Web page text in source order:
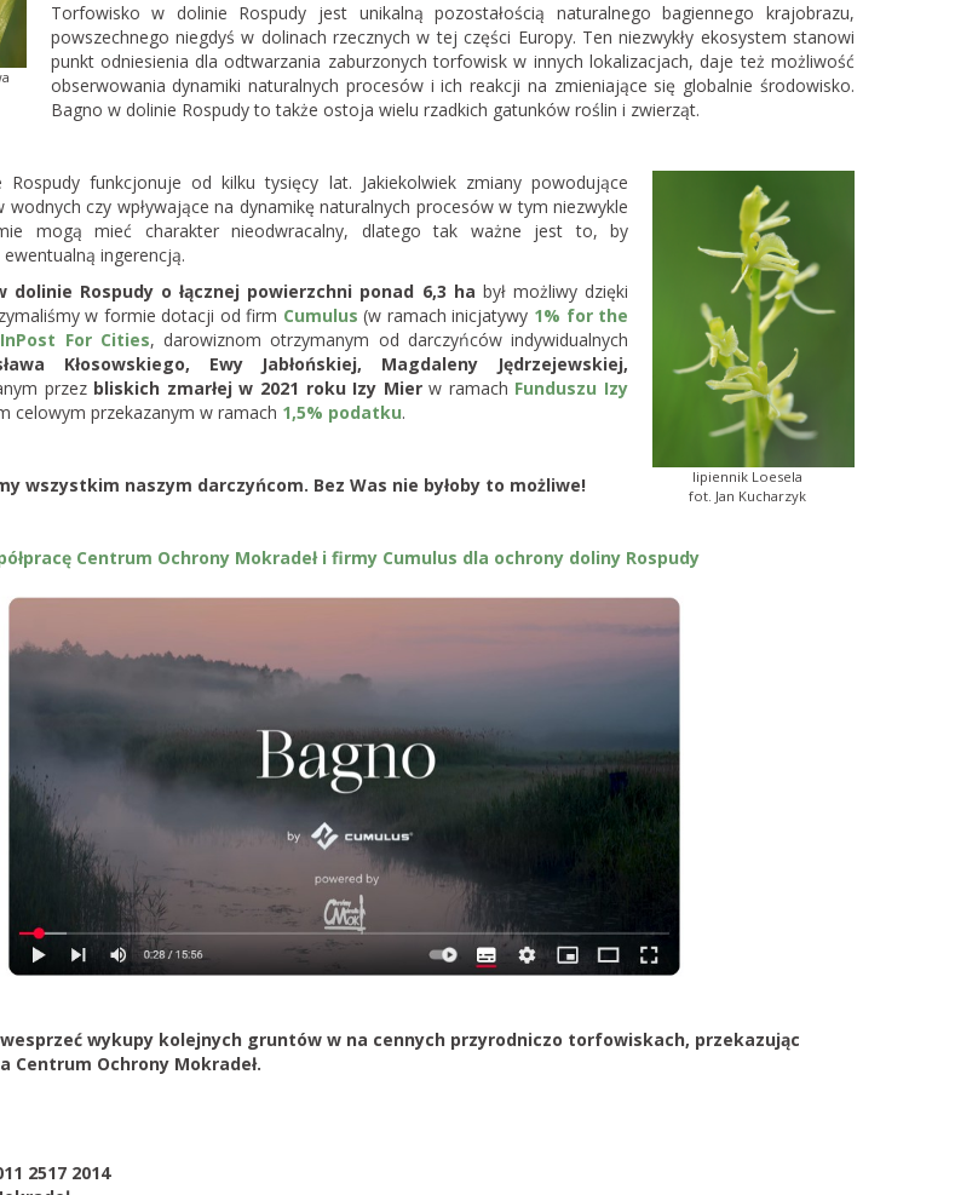
Torfowisko w dolinie Rospudy jest unikalną pozostałością naturalnego bagiennego krajobrazu,
powszechnego niegdyś w dolinach rzecznych w tej części Europy. Ten niezwykły ekosystem stanowi
punkt odniesienia dla odtwarzania zaburzonych torfowisk w innych lokalizacjach, daje też możliwość
obserwowania dynamiki naturalnych procesów i ich reakcji na zmieniające się globalnie środowisko.
Bagno w dolinie Rospudy to także ostoja wielu rzadkich gatunków roślin i zwierząt.
lipiennik Loesela
fot. Jan Kucharzyk
funkcjonuje od kilku tysięcy lat. Jakiekolwiek zmiany powodujące
wodnych czy wpływające na dynamikę naturalnych procesów w tym niezwykle
mogą mieć charakter nieodwracalny, dlatego tak ważne jest to, by
ingerencją.
dolinie Rospudy o łącznej powierzchni ponad 6,3 ha był możliwy dzięki
w formie dotacji od firm Cumulus (w ramach inicjatywy 1% for the
InPost For Cities, darowiznom otrzymanym od darczyńców indywidualnych
Kłosowskiego, Ewy Jabłońskiej, Magdaleny Jędrzejewskiej,
przezbliskich zmarłej w 2021 roku Izy Mierw ramach Funduszu Izy
celowym przekazanym w ramach 1,5% podatku.
wszystkim naszym darczyńcom. Bez Was nie byłoby to możliwe!
Centrum Ochrony Mokradeł i firmy Cumulus dla ochrony doliny Rospudy
wykupy kolejnych gruntów w na cennych przyrodniczo torfowiskach, przekazując
Centrum Ochrony Mokradeł.
2517 2014